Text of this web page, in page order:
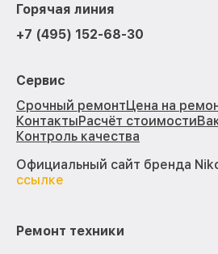
Горячая линия
+7 (495) 152-68-30
Сервис
Срочный ремонтЦена на
КонтактыРасчёт стоимости
Контроль качества
Официальный сайт бренда
ссылке
Ремонт техники